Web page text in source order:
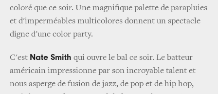
coloré que ce soir. Une magnifique palette de parapluies
et d'imperméables multicolores donnent un spectacle
digne d'une color party.
C'est Nate Smith qui ouvre le bal ce soir. Le batteur
américain impressionne par son incroyable talent et
nous asperge de fusion de jazz, de pop et de hip hop,